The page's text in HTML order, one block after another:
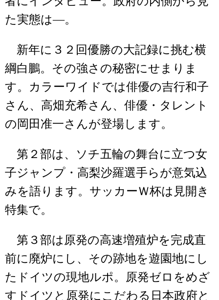
た実態は―。
新年に３２回優勝の大記録に挑む横
綱白鵬。その強さの秘密にせまりま
す。カラーワイドでは俳優の吉行和子
さん、高畑充希さん、俳優・タレント
の岡田准一さんが登場します。
第２部は、ソチ五輪の舞台に立つ女
子ジャンプ・高梨沙羅選手らが意気込
みを語ります。サッカーＷ杯は見開き
特集で。
第３部は原発の高速増殖炉を完成直
前に廃炉にし、その跡地を遊園地にし
たドイツの現地ルポ。原発ゼロをめざ
すドイツと原発にこだわる日本政府と